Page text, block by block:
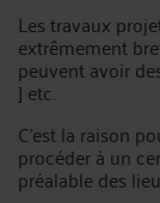
Les travaux
extrêmement
peuvent avoir
] etc.
C'est la raison
procéder à un
préalable des